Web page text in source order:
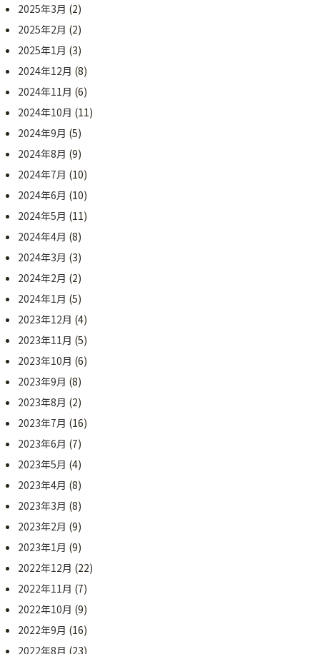
2025年3月 (2)
2025年2月 (2)
2025年1月 (3)
2024年12月 (8)
2024年11月 (6)
2024年10月 (11)
2024年9月 (5)
2024年8月 (9)
2024年7月 (10)
2024年6月 (10)
2024年5月 (11)
2024年4月 (8)
2024年3月 (3)
2024年2月 (2)
2024年1月 (5)
2023年12月 (4)
2023年11月 (5)
2023年10月 (6)
2023年9月 (8)
2023年8月 (2)
2023年7月 (16)
2023年6月 (7)
2023年5月 (4)
2023年4月 (8)
2023年3月 (8)
2023年2月 (9)
2023年1月 (9)
2022年12月 (22)
2022年11月 (7)
2022年10月 (9)
2022年9月 (16)
2022年8月 (23)